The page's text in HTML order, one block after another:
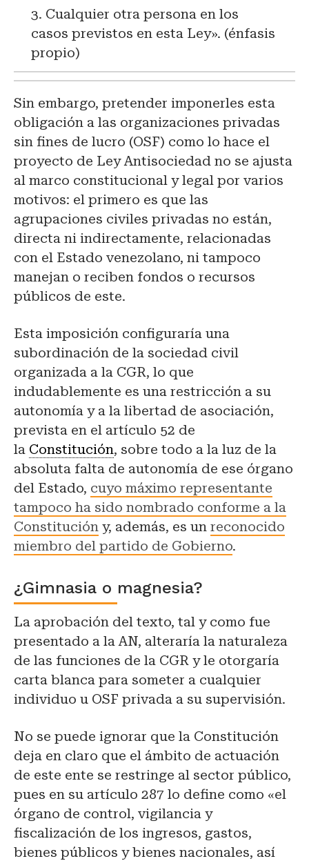
3. Cualquier otra persona en los
casos previstos en esta Ley». (énfasis
propio)
Sin embargo, pretender imponerles esta
obligación a las organizaciones privadas
sin fines de lucro (OSF) como lo hace el
proyecto de Ley Antisociedad no se ajusta
al marco constitucional y legal por varios
motivos: el primero es que las
agrupaciones civiles privadas no están,
directa ni indirectamente, relacionadas
con el Estado venezolano, ni tampoco
manejan o reciben fondos o recursos
públicos de este.
Esta imposición configuraría una
subordinación de la sociedad civil
organizada a la CGR, lo que
indudablemente es una restricción a su
autonomía y a la libertad de asociación,
prevista en el artículo 52 de
la Constitución, sobre todo a la luz de la
absoluta falta de autonomía de ese órgano
del Estado, cuyo máximo representante
tampoco ha sido nombrado conforme a la
Constitución y, además, es un reconocido
miembro del partido de Gobierno.
¿Gimnasia o magnesia?
La aprobación del texto, tal y como fue
presentado a la AN, alteraría la naturaleza
de las funciones de la CGR y le otorgaría
carta blanca para someter a cualquier
individuo u OSF privada a su supervisión.
No se puede ignorar que la Constitución
deja en claro que el ámbito de actuación
de este ente se restringe al sector público,
pues en su artículo 287 lo define como «el
órgano de control, vigilancia y
fiscalización de los ingresos, gastos,
bienes públicos y bienes nacionales, así